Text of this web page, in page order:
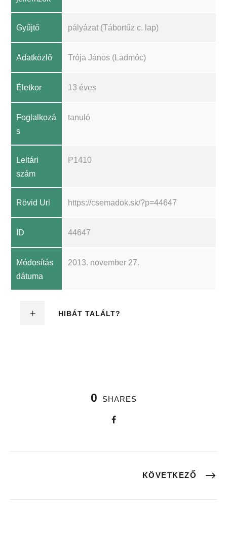
Gyűjtő pályázat (Tábortűz c. lap)
Adatközlő Trója János (Ladmóc)
Életkor 13 éves
Foglalkozá
s
tanuló
Leltári
szám
P1410
Rövid Url https://csemadok.sk/?p=44647
ID 44647
Módosítás
dátuma
2013. november 27.
HIBÁT TALÁLT?
0 SHARES
KÖVETKEZŐ